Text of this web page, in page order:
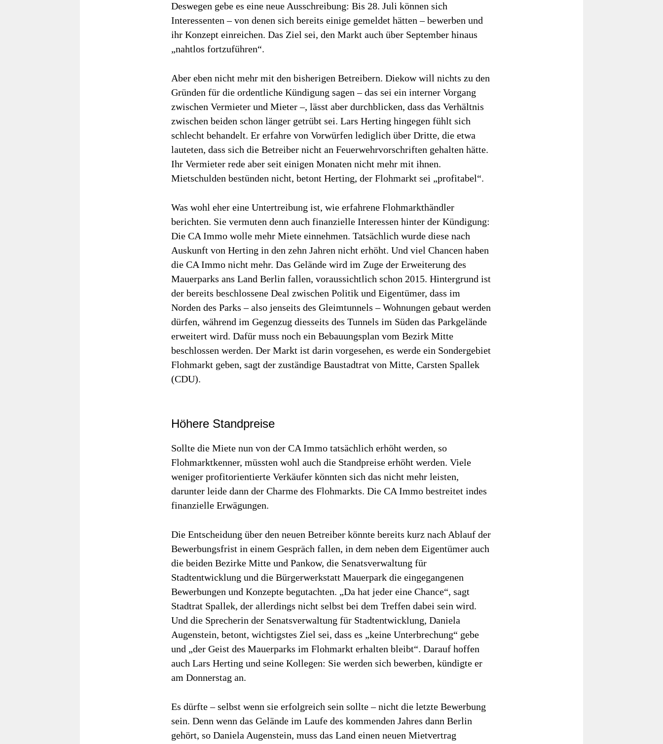
Deswegen gebe es eine neue Ausschreibung: Bis 28. Juli können sich
Interessenten – von denen sich bereits einige gemeldet hätten – bewerben und
ihr Konzept einreichen. Das Ziel sei, den Markt auch über September hinaus
„nahtlos fortzuführen“.
Aber eben nicht mehr mit den bisherigen Betreibern. Diekow will nichts zu den
Gründen für die ordentliche Kündigung sagen – das sei ein interner Vorgang
zwischen Vermieter und Mieter –, lässt aber durchblicken, dass das Verhältnis
zwischen beiden schon länger getrübt sei. Lars Herting hingegen fühlt sich
schlecht behandelt. Er erfahre von Vorwürfen lediglich über Dritte, die etwa
lauteten, dass sich die Betreiber nicht an Feuerwehrvorschriften gehalten hätte.
Ihr Vermieter rede aber seit einigen Monaten nicht mehr mit ihnen.
Mietschulden bestünden nicht, betont Herting, der Flohmarkt sei „profitabel“.
Was wohl eher eine Untertreibung ist, wie erfahrene Flohmarkthändler
berichten. Sie vermuten denn auch finanzielle Interessen hinter der Kündigung:
Die CA Immo wolle mehr Miete einnehmen. Tatsächlich wurde diese nach
Auskunft von Herting in den zehn Jahren nicht erhöht. Und viel Chancen haben
die CA Immo nicht mehr. Das Gelände wird im Zuge der Erweiterung des
Mauerparks ans Land Berlin fallen, voraussichtlich schon 2015. Hintergrund ist
der bereits beschlossene Deal zwischen Politik und Eigentümer, dass im
Norden des Parks – also jenseits des Gleimtunnels – Wohnungen gebaut werden
dürfen, während im Gegenzug diesseits des Tunnels im Süden das Parkgelände
erweitert wird. Dafür muss noch ein Bebauungsplan vom Bezirk Mitte
beschlossen werden. Der Markt ist darin vorgesehen, es werde ein Sondergebiet
Flohmarkt geben, sagt der zuständige Baustadtrat von Mitte, Carsten Spallek
(CDU).
Höhere Standpreise
Sollte die Miete nun von der CA Immo tatsächlich erhöht werden, so
Flohmarktkenner, müssten wohl auch die Standpreise erhöht werden. Viele
weniger profitorientierte Verkäufer könnten sich das nicht mehr leisten,
darunter leide dann der Charme des Flohmarkts. Die CA Immo bestreitet indes
finanzielle Erwägungen.
Die Entscheidung über den neuen Betreiber könnte bereits kurz nach Ablauf der
Bewerbungsfrist in einem Gespräch fallen, in dem neben dem Eigentümer auch
die beiden Bezirke Mitte und Pankow, die Senatsverwaltung für
Stadtentwicklung und die Bürgerwerkstatt Mauerpark die eingegangenen
Bewerbungen und Konzepte begutachten. „Da hat jeder eine Chance“, sagt
Stadtrat Spallek, der allerdings nicht selbst bei dem Treffen dabei sein wird.
Und die Sprecherin der Senatsverwaltung für Stadtentwicklung, Daniela
Augenstein, betont, wichtigstes Ziel sei, dass es „keine Unterbrechung“ gebe
und „der Geist des Mauerparks im Flohmarkt erhalten bleibt“. Darauf hoffen
auch Lars Herting und seine Kollegen: Sie werden sich bewerben, kündigte er
am Donnerstag an.
Es dürfte – selbst wenn sie erfolgreich sein sollte – nicht die letzte Bewerbung
sein. Denn wenn das Gelände im Laufe des kommenden Jahres dann Berlin
gehört, so Daniela Augenstein, muss das Land einen neuen Mietvertrag